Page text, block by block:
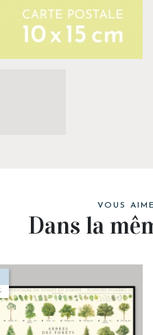
VOUS
Dans la